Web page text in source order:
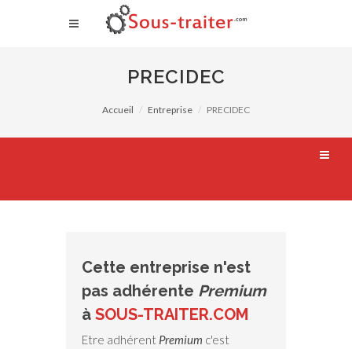
PRECIDEC
Accueil Entreprise PRECIDEC
Cette entreprise n'est
pas adhérente Premium
à SOUS-TRAITER.COM
Etre adhérent Premium c'est